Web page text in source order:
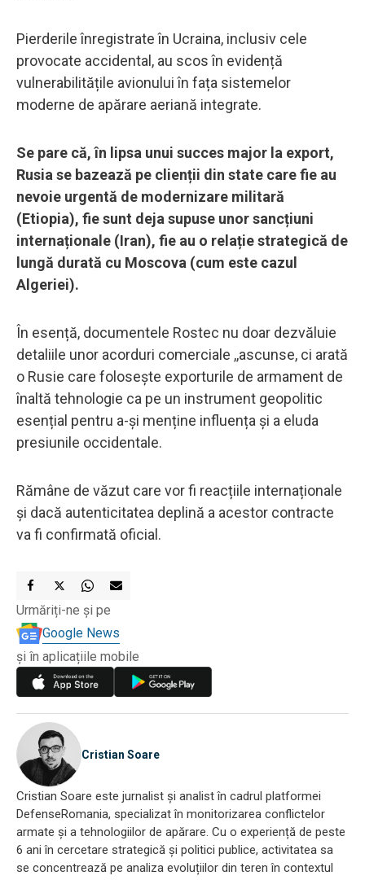
Pierderile înregistrate în Ucraina, inclusiv cele
provocate accidental, au scos în evidență
vulnerabilitățile avionului în fața sistemelor
moderne de apărare aeriană integrate.
Se pare că, în lipsa unui succes major la export,
Rusia se bazează pe clienții din state care fie au
nevoie urgentă de modernizare militară
(Etiopia), fie sunt deja supuse unor sancțiuni
internaționale (Iran), fie au o relație strategică de
lungă durată cu Moscova (cum este cazul
Algeriei).
În esență, documentele Rostec nu doar dezvăluie
detaliile unor acorduri comerciale ,,ascunse, ci arată
o Rusie care folosește exporturile de armament de
înaltă tehnologie ca pe un instrument geopolitic
esențial pentru a-și menține influența și a eluda
presiunile occidentale.
Rămâne de văzut care vor fi reacțiile internaționale
și dacă autenticitatea deplină a acestor contracte
va fi confirmată oficial.
Urmăriți-ne și pe
Google News
și în aplicațiile mobile
Cristian Soare
Cristian Soare este jurnalist și analist în cadrul platformei
DefenseRomania, specializat în monitorizarea conflictelor
armate și a tehnologiilor de apărare. Cu o experiență de peste
6 ani în cercetare strategică și politici publice, activitatea sa
se concentrează pe analiza evoluțiilor din teren în contextul